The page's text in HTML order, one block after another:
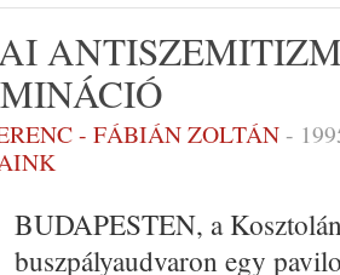
- FÁBIÁN ZOLTÁN-
BUDAPESTEN, a
buszpályaudvaron egy